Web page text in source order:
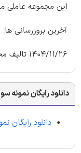
این مجموعه عاملی
آخرین بروزرسانی ها:
1404/11/26 تالیف مجدد محصول
دانلود رایگان نمونه
دانلود رایگان